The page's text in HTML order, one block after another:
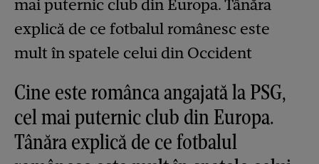
Cine este românca angajată la PSG,
cel mai puternic club din Europa.
Tânăra explică de ce fotbalul